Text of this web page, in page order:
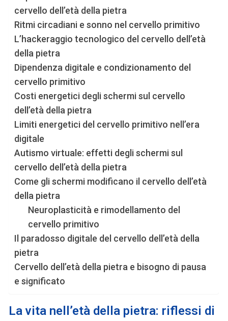
cervello dell’età della pietra
Ritmi circadiani e sonno nel cervello primitivo
L’hackeraggio tecnologico del cervello dell’età
della pietra
Dipendenza digitale e condizionamento del
cervello primitivo
Costi energetici degli schermi sul cervello
dell’età della pietra
Limiti energetici del cervello primitivo nell’era
digitale
Autismo virtuale: effetti degli schermi sul
cervello dell’età della pietra
Come gli schermi modificano il cervello dell’età
della pietra
Neuroplasticità e rimodellamento del
cervello primitivo
Il paradosso digitale del cervello dell’età della
pietra
Cervello dell’età della pietra e bisogno di pausa
e significato
La vita nell’età della pietra: riflessi di